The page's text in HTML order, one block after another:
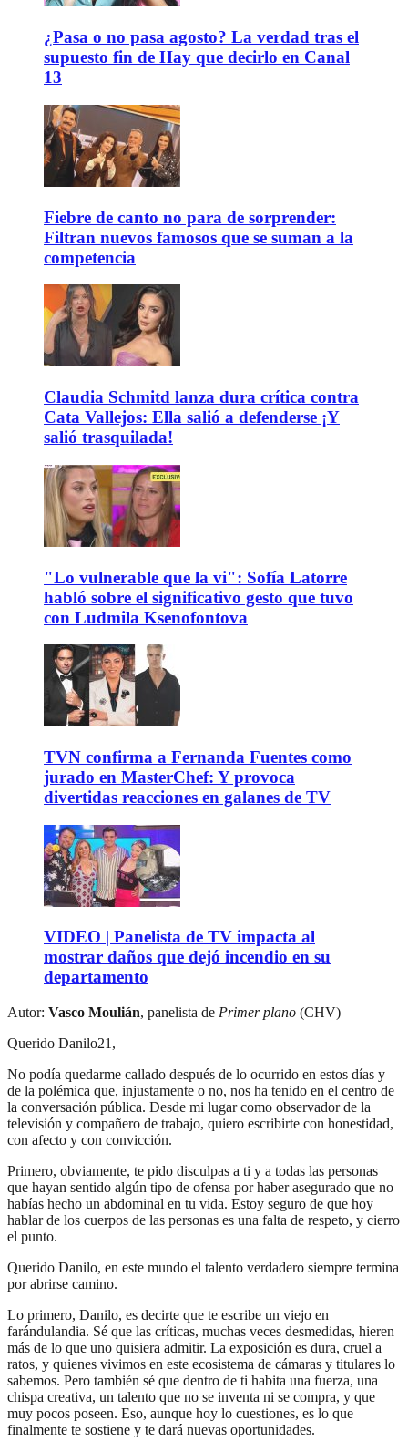
¿Pasa o no pasa agosto? La verdad tras el
supuesto fin de Hay que decirlo en Canal
13
Fiebre de canto no para de sorprender:
Filtran nuevos famosos que se suman a la
competencia
Claudia Schmitd lanza dura crítica contra
Cata Vallejos: Ella salió a defenderse ¡Y
salió trasquilada!
"Lo vulnerable que la vi": Sofía Latorre
habló sobre el significativo gesto que tuvo
con Ludmila Ksenofontova
TVN confirma a Fernanda Fuentes como
jurado en MasterChef: Y provoca
divertidas reacciones en galanes de TV
VIDEO | Panelista de TV impacta al
mostrar daños que dejó incendio en su
departamento
Autor: Vasco Moulián, panelista de Primer plano (CHV)
Querido Danilo21,
No podía quedarme callado después de lo ocurrido en estos días y
de la polémica que, injustamente o no, nos ha tenido en el centro de
la conversación pública. Desde mi lugar como observador de la
televisión y compañero de trabajo, quiero escribirte con honestidad,
con afecto y con convicción.
Primero, obviamente, te pido disculpas a ti y a todas las personas
que hayan sentido algún tipo de ofensa por haber asegurado que no
habías hecho un abdominal en tu vida. Estoy seguro de que hoy
hablar de los cuerpos de las personas es una falta de respeto, y cierro
el punto.
Querido Danilo, en este mundo el talento verdadero siempre termina
por abrirse camino.
Lo primero, Danilo, es decirte que te escribe un viejo en
farándulandia. Sé que las críticas, muchas veces desmedidas, hieren
más de lo que uno quisiera admitir. La exposición es dura, cruel a
ratos, y quienes vivimos en este ecosistema de cámaras y titulares lo
sabemos. Pero también sé que dentro de ti habita una fuerza, una
chispa creativa, un talento que no se inventa ni se compra, y que
muy pocos poseen. Eso, aunque hoy lo cuestiones, es lo que
finalmente te sostiene y te dará nuevas oportunidades.